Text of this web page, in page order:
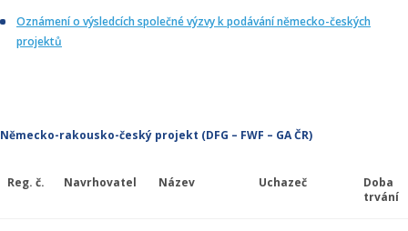
Oznámení o výsledcích společné výzvy k podávání německo-českých
projektů
Německo-rakousko-český projekt (DFG – FWF – GA ČR)
Reg. č. Navrhovatel Název Uchazeč
Doba
trvání